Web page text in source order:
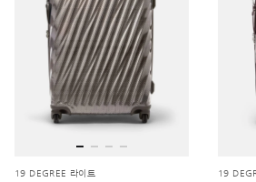
19 DEGREE 라이트 19